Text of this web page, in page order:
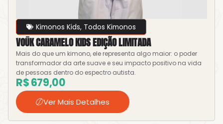
Kimonos Kids, Todos Kimonos
VOŪK CARAMELO KIDS EDIÇÃO LIMITADA
Mais do que um kimono, ele representa algo maior: o poder
transformador da arte suave e seu impacto positivo na vida
de pessoas dentro do espectro autista.
R$679,00
Ver Mais Detalhes